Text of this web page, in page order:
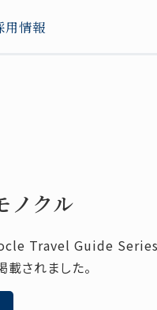
用情報
ノクル
Travel Guide
されました。